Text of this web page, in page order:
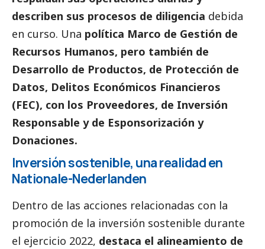
describen sus procesos de diligencia debida
en curso. Una política Marco de Gestión de
Recursos Humanos, pero también de
Desarrollo de Productos, de Protección de
Datos, Delitos Económicos Financieros
(FEC), con los Proveedores, de Inversión
Responsable y de Esponsorización y
Donaciones.
Inversión sostenible, una realidad en
Nationale-Nederlanden
Dentro de las acciones relacionadas con la
promoción de la inversión sostenible durante
el ejercicio 2022, destaca el alineamiento de